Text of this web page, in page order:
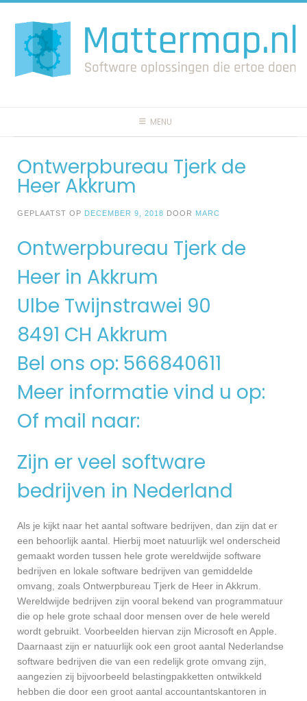
naar
inhoud
MENU
Ontwerpbureau Tjerk de
Heer Akkrum
GEPLAATST OP DECEMBER 9, 2018 DOOR MARC
Ontwerpbureau Tjerk de
Heer in Akkrum
Ulbe Twijnstrawei 90
8491 CH Akkrum
Bel ons op: 566840611
Meer informatie vind u op:
Of mail naar:
Zijn er veel software
bedrijven in Nederland
Als je kijkt naar het aantal software bedrijven, dan zijn dat er
een behoorlijk aantal. Hierbij moet natuurlijk wel onderscheid
gemaakt worden tussen hele grote wereldwijde software
bedrijven en lokale software bedrijven van gemiddelde
omvang, zoals Ontwerpbureau Tjerk de Heer in Akkrum.
Wereldwijde bedrijven zijn vooral bekend van programmatuur
die op hele grote schaal door mensen over de hele wereld
wordt gebruikt. Voorbeelden hiervan zijn Microsoft en Apple.
Daarnaast zijn er natuurlijk ook een groot aantal Nederlandse
software bedrijven die van een redelijk grote omvang zijn,
aangezien zij bijvoorbeeld belastingpakketten ontwikkeld
hebben die door een groot aantal accountantskantoren in